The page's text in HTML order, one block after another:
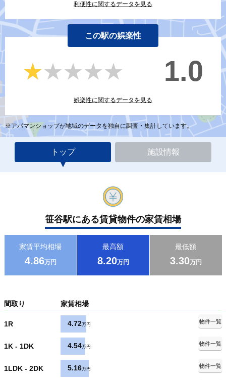
利便性に関するデータを見る
この駅の娯楽性
★★★★★
★★★★★ 1.0
娯楽性に関するデータを見る
※アパマンショップが地域のデータを独自に調査・集計しています。
トップ 施設情報
笹谷駅にある賃貸物件の家賃相場
家賃平均相場
4.86万円
最高額
8.20万円
最低額
3.30万円
間取り 家賃相場
1R 4.72万円
物件一覧
1K - 1DK 4.54万円
物件一覧
1LDK - 2DK 5.16万円
物件一覧